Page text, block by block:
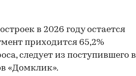
в 2026 году остается
приходится 65,2%
следует из поступившего в
«Домклик».